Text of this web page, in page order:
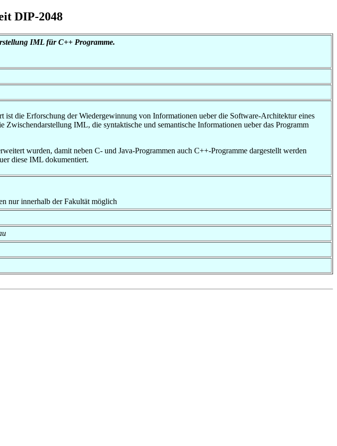
DIP-2048
IML für C++ Programme.
ist die Erforschung der Wiedergewinnung von Informationen ueber die Software-Architektur eines
IML, die syntaktische und semantische Informationen ueber das Programm
wurden, damit neben C- und Java-Programmen auch C++-Programme dargestellt werden
diese IML dokumentiert.
nur innerhalb der Fakultät möglich